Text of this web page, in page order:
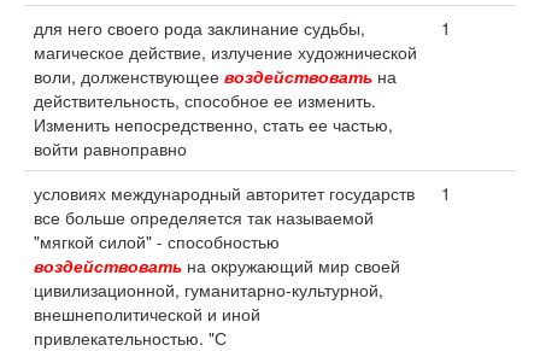
для него своего рода заклинание судьбы,
магическое действие, излучение художнической
воли, долженствующее воздействовать на
действительность, способное ее изменить.
Изменить непосредственно, стать ее частью,
войти равноправно
1
условиях международный авторитет государств
все больше определяется так называемой
"мягкой силой" - способностью
воздействовать на окружающий мир своей
цивилизационной, гуманитарно-культурной,
внешнеполитической и иной
привлекательностью. "С
1